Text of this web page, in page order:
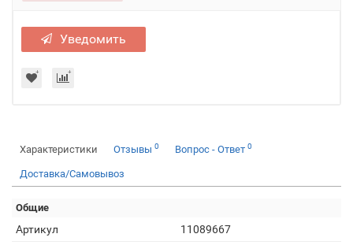
Уведомить
Характеристики Отзывы 0 Вопрос - Ответ 0
Доставка/Самовывоз
Общие
Артикул
11089667